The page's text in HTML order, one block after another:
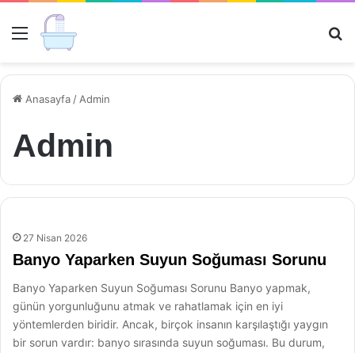
Menü
Anasayfa / Admin
Admin
27 Nisan 2026
Banyo Yaparken Suyun Soğuması Sorunu
Banyo Yaparken Suyun Soğuması Sorunu Banyo yapmak,
günün yorgunluğunu atmak ve rahatlamak için en iyi
yöntemlerden biridir. Ancak, birçok insanın karşılaştığı yaygın
bir sorun vardır: banyo sırasında suyun soğuması. Bu durum,